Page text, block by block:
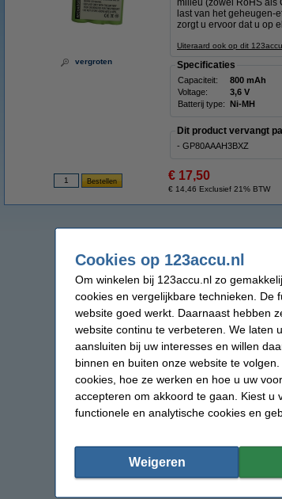
vergroten
milieu (zowel RoHS als
last van het geheugen-
zorgt u ervoor dat u op
Uiteraard ook op dit
Specificaties
Capaciteit: 800 mAh
Voltage:
3,6 V
Batterij type: Ni-MH
Dit product vervangt
- GP80AAAH3BXZ
€ 17,50
€ 14,46 Exclusief 21% BTW
Cookies op 123accu.nl
Om winkelen bij 123accu.nl zo
cookies en vergelijkbare technieken. De
website goed werkt. Daarnaast hebben
website continu te verbeteren. We laten
aansluiten bij uw interesses en willen
binnen en buiten onze website te
cookies, hoe ze werken en hoe u uw
accepteren om akkoord te gaan. Kiest u
functionele en analytische cookies en
Weigeren